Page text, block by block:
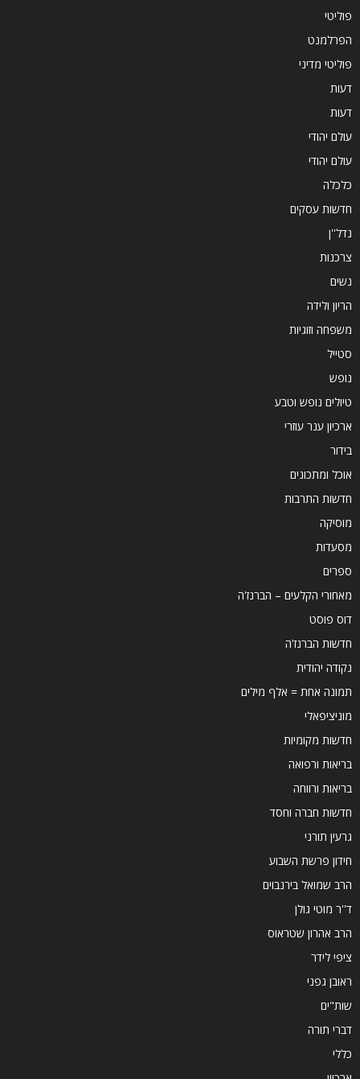
פוליטי
הפרלמנט
פוליטי מדיני
דעות
דעות
עולם יהודי
עולם יהודי
כלכלה
חדשות עסקים
נדל''ן
צרכנות
נשים
הריון ולידה
משפחה וזוגיות
סטייל
נופש
טיולים נופש וטבע
ארכיון ענר עוזרי
בידור
אוכל ומתכונים
חדשות התרבות
מוסיקה
מסעדות
ספרים
מאחורי הקלעים – הברנז'ה
דוס פוסט
חדשות הברנז'ה
נקודה יהודית
תמונה אחת = אלף מילים
מוניציפאלי
חדשות מקומיות
בריאות ורפואה
בריאות ורווחה
חדשות חברה וחסד
גרעין תורני
חידון פרשת השבוע
הרב שמואל בירנבוים
ד''ר מוטי גולן
הרב אהרון שטראוס
ציפי לידר
ראובן גפני
שות"ים
דברי תורה
כללי